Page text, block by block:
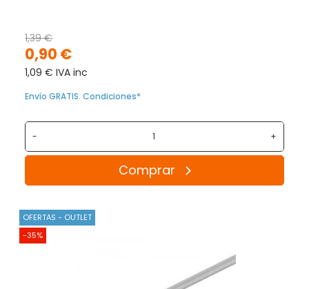
0,90 €
1,39 €
1,09 € IVA inc
Envío GRATIS. Condiciones*
- +
Comprar
OFERTAS - OUTLET
-35%